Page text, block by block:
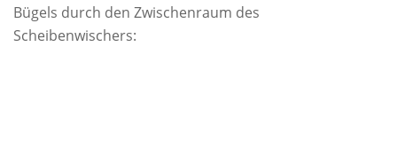
Bügels durch den Zwischenraum des
Scheibenwischers: